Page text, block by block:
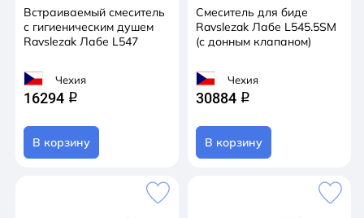
Встраиваемый смеситель
с гигиеническим душем
Ravslezak Лабе L547
Чехия
16294 q
В корзину
Смеситель для биде
Ravslezak Лабе L545.5SM
(с донным клапаном)
Чехия
30884 q
В корзину